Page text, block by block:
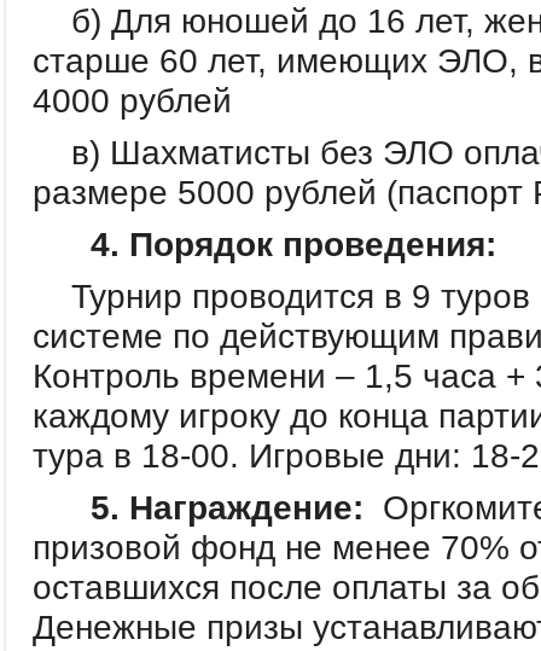
б) Для юношей до 16 лет,
старше 60 лет, имеющих ЭЛО,
4000 рублей
в) Шахматисты без ЭЛО
размере 5000 рублей (паспорт
4. Порядок проведения:
Турнир проводится в 9
системе по действующим
Контроль времени – 1,5 часа +
каждому игроку до конца
тура в 18-00. Игровые дни: 18-
5. Награждение:
призовой фонд не менее 70%
оставшихся после оплаты за
Денежные призы